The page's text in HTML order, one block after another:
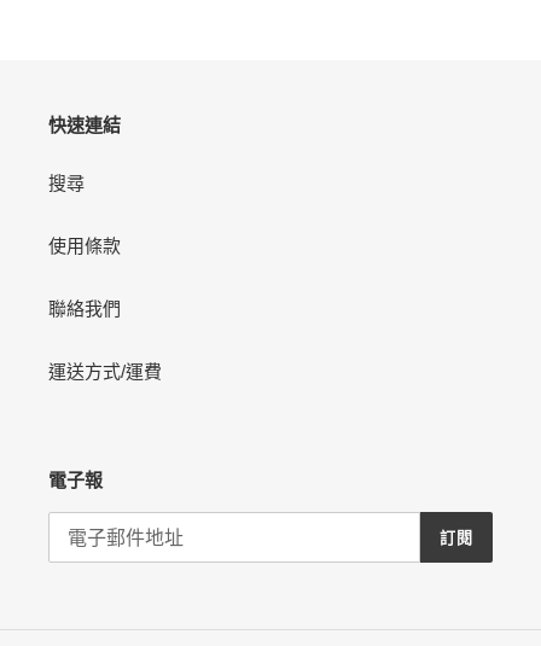
快速連結
搜尋
使用條款
聯絡我們
運送方式/運費
電子報
訂閱